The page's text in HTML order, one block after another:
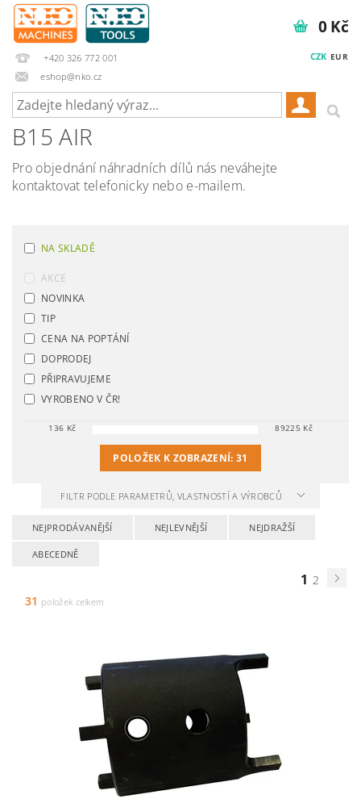
+420 326 772 001
eshop@nko.cz
CZK EUR
0 Kč
B15 AIR
Pro objednání náhradních dílů nás neváhejte
kontaktovat telefonicky nebo e-mailem.
NA SKLADĚ
AKCE
NOVINKA
TIP
CENA NA POPTÁNÍ
DOPRODEJ
PŘIPRAVUJEME
VYROBENO V ČR!
136 Kč 89225 Kč
POLOŽEK K ZOBRAZENÍ:31
FILTR PODLE PARAMETRŮ, VLASTNOSTÍ A VÝROBCŮ
NEJPRODÁVANĚJŠÍ NEJLEVNĚJŠÍ NEJDRAŽŠÍ
ABECEDNĚ
1 2
31 položek celkem